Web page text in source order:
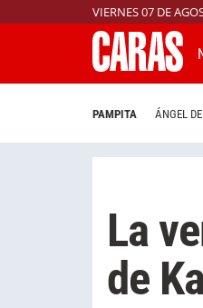
VIERNES 07 DE
PAMPITA ÁNGEL
La
de